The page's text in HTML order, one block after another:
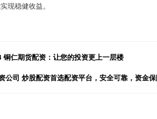
现稳健收益。
铜仁期货配资：让您的投资更上一层楼
公司 炒股配资首选配资平台，安全可靠，资金